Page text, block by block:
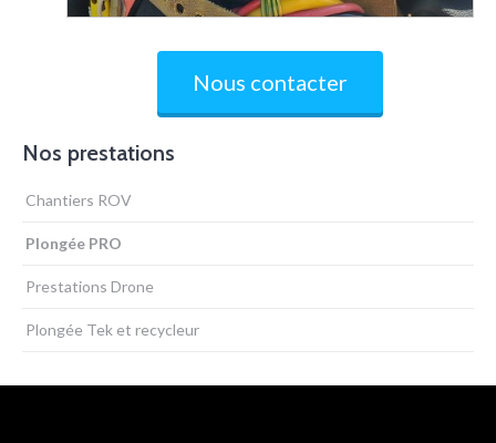
Nous contacter
Nos prestations
Chantiers ROV
Plongée PRO
Prestations Drone
Plongée Tek et recycleur